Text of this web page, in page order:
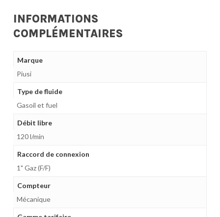
INFORMATIONS
COMPLÉMENTAIRES
Marque
Piusi
Type de fluide
Gasoil et fuel
Débit libre
120 l/min
Raccord de connexion
1" Gaz (F/F)
Compteur
Mécanique